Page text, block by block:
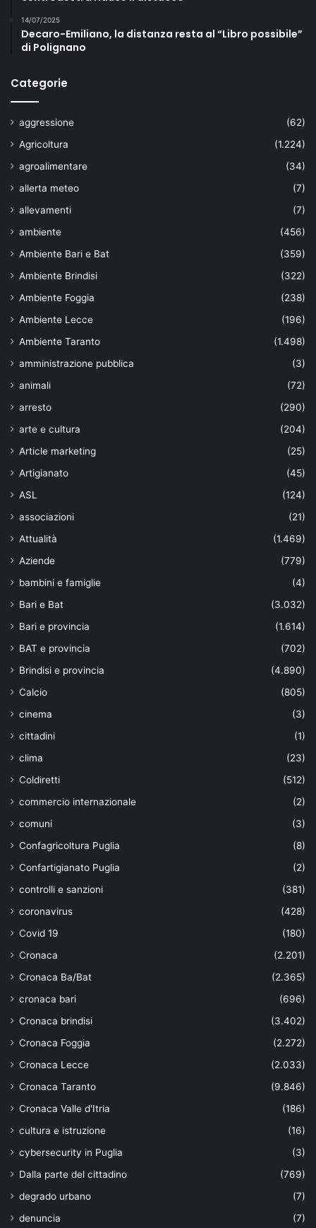
14/07/2025
Decaro-Emiliano, la distanza resta al “Libro possibile”
di Polignano
Categorie
aggressione
(62)
Agricoltura
(1.224)
agroalimentare
(34)
allerta meteo
(7)
allevamenti
(7)
ambiente
(456)
Ambiente Bari e Bat
(359)
Ambiente Brindisi
(322)
Ambiente Foggia
(238)
Ambiente Lecce
(196)
Ambiente Taranto
(1.498)
amministrazione pubblica
(3)
animali
(72)
arresto
(290)
arte e cultura
(204)
Article marketing
(25)
Artigianato
(45)
ASL
(124)
associazioni
(21)
Attualità
(1.469)
Aziende
(779)
bambini e famiglie
(4)
Bari e Bat
(3.032)
Bari e provincia
(1.614)
BAT e provincia
(702)
Brindisi e provincia
(4.890)
Calcio
(805)
cinema
(3)
cittadini
(1)
clima
(23)
Coldiretti
(512)
commercio internazionale
(2)
comuni
(3)
Confagricoltura Puglia
(8)
Confartigianato Puglia
(2)
controlli e sanzioni
(381)
coronavirus
(428)
Covid 19
(180)
Cronaca
(2.201)
Cronaca Ba/Bat
(2.365)
cronaca bari
(696)
Cronaca brindisi
(3.402)
Cronaca Foggia
(2.272)
Cronaca Lecce
(2.033)
Cronaca Taranto
(9.846)
Cronaca Valle d'Itria
(186)
cultura e istruzione
(16)
cybersecurity in Puglia
(3)
Dalla parte del cittadino
(769)
degrado urbano
(7)
denuncia
(7)